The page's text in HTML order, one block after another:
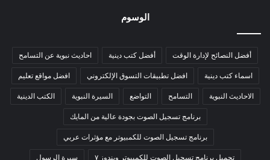
الوسوم
أفضل النصائح لإدارة الوقت أفضل كتب دينية احاديث نبوية عن التسامح
اسماء كتب دينية افضل تطبيقات التسوق الإلكتروني افضل مواقع تعليم
الاحاديث النبوية التسامح التواضع السيرة النبوية الكتب الدينية
برنامج تسجيل الصوت بجودة عالية من المايك
برنامج تسجيل الصوت للكمبيوتر مع مؤثرات عربي
تحميل برنامج تسجيل الصوت للكمبيوتر ويندوز ٧ سيرة الرسول